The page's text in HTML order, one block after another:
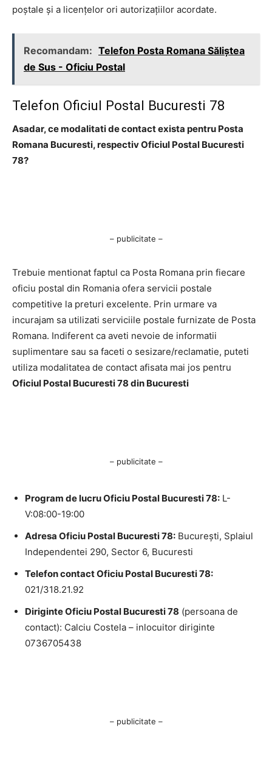
poştale şi a licenţelor ori autorizaţiilor acordate.
Recomandam: Telefon Posta Romana Săliştea
de Sus - Oficiu Postal
Telefon Oficiul Postal Bucuresti 78
Asadar, ce modalitati de contact exista pentru Posta
Romana Bucuresti, respectiv Oficiul Postal Bucuresti
78?
– publicitate –
Trebuie mentionat faptul ca Posta Romana prin fiecare
oficiu postal din Romania ofera servicii postale
competitive la preturi excelente. Prin urmare va
incurajam sa utilizati serviciile postale furnizate de Posta
Romana. Indiferent ca aveti nevoie de informatii
suplimentare sau sa faceti o sesizare/reclamatie, puteti
utiliza modalitatea de contact afisata mai jos pentru
Oficiul Postal Bucuresti 78 din Bucuresti
– publicitate –
Program de lucru Oficiu Postal Bucuresti 78: L-
V:08:00-19:00
Adresa Oficiu Postal Bucuresti 78: Bucureşti, Splaiul
Independentei 290, Sector 6, Bucuresti
Telefon contact Oficiu Postal Bucuresti 78:
021/318.21.92
Diriginte Oficiu Postal Bucuresti 78 (persoana de
contact): Calciu Costela – inlocuitor diriginte
0736705438
– publicitate –